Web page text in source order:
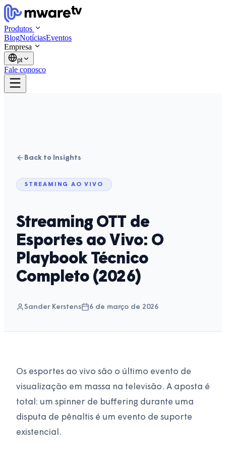
Produtos
BlogNotíciasEventos
Empresa
pt
Fale conosco
Back to Insights
STREAMING AO VIVO
Streaming OTT de
Esportes ao Vivo: O
Playbook Técnico
Completo (2026)
Sander Kerstens 6 de março de 2026
Os esportes ao vivo são o último evento de
visualização em massa na televisão. A aposta é
total: um spinner de buffering durante uma
disputa de pênaltis é um evento de suporte
existencial.